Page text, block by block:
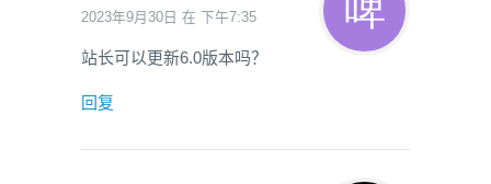
2023年9月30日 在 下午7:35
站长可以更新6.0版本吗？
回复